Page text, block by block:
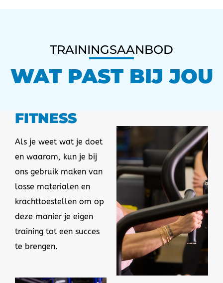
TRAININGSAANBOD
WAT PAST BIJ JOU
FITNESS
Als je weet wat je doet
en waarom, kun je bij
ons gebruik maken van
losse materialen en
krachttoestellen om op
deze manier je eigen
training tot een succes
te brengen.